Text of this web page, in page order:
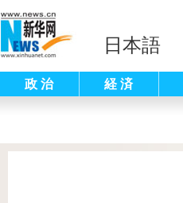
日本語
政 治 経 済